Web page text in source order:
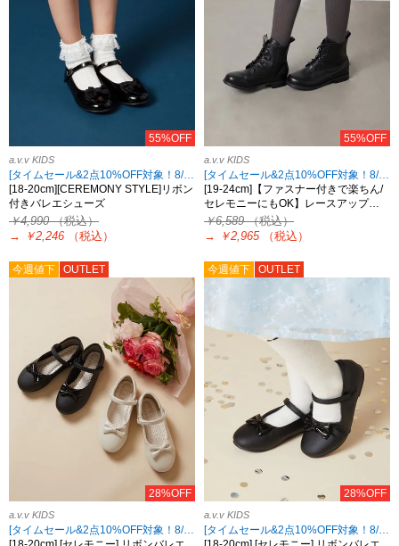
55%OFF
a.v.v KIDS
[タイムセール&2点10%OFF対象！8/17 8:59まで]
[18-20cm][CEREMONY STYLE]リボン
付きバレエシューズ
￥4,990（税込）
→
￥2,246 （税込）
55%OFF
a.v.v KIDS
[タイムセール&2点10%OFF対象！8/17 8:59まで]
[19-24cm]【ファスナー付きで楽ちん/
セレモニーにもOK】レースアップ…
￥6,589（税込）
→
￥2,965 （税込）
今週値下 OUTLET
28%OFF
a.v.v KIDS
[タイムセール&2点10%OFF対象！8/17 8:59まで]
今週値下 OUTLET
28%OFF
a.v.v KIDS
[タイムセール&2点10%OFF対象！8/17 8:59まで]